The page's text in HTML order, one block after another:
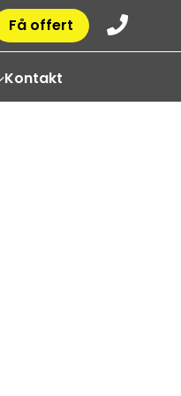
Få offert
Kontakt